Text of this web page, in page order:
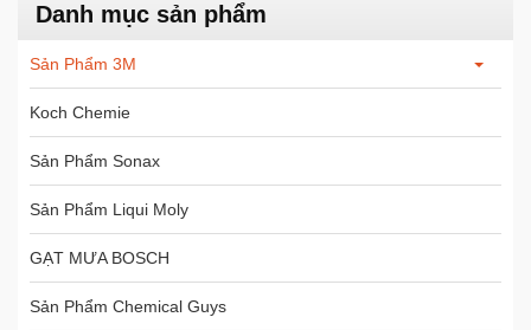
Danh mục sản phẩm
Sản Phẩm 3M
Koch Chemie
Sản Phẩm Sonax
Sản Phẩm Liqui Moly
GẠT MƯA BOSCH
Sản Phẩm Chemical Guys